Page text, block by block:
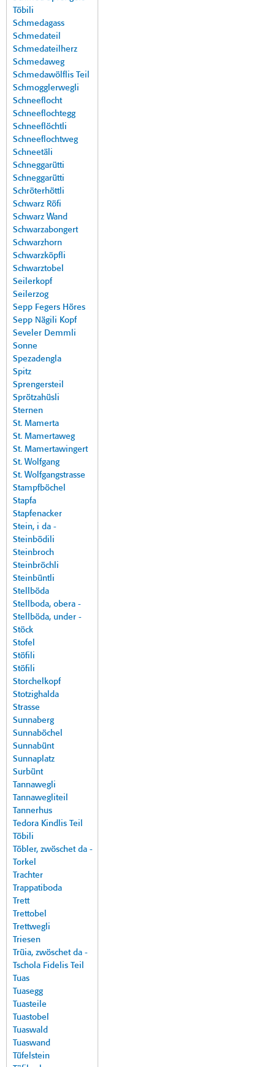
Töbili
Schmedagass
Schmedateil
Schmedateilherz
Schmedaweg
Schmedawölflis Teil
Schmogglerwegli
Schneeflocht
Schneeflochtegg
Schneeflöchtli
Schneeflochtweg
Schneetäli
Schneggarütti
Schneggarütti
Schröterhöttli
Schwarz Röfi
Schwarz Wand
Schwarzabongert
Schwarzhorn
Schwarzköpfli
Schwarztobel
Seilerkopf
Seilerzog
Sepp Fegers Höres
Sepp Nägili Kopf
Seveler Demmli
Sonne
Spezadengla
Spitz
Sprengersteil
Sprötzahüsli
Sternen
St. Mamerta
St. Mamertaweg
St. Mamertawingert
St. Wolfgang
St. Wolfgangstrasse
Stampfböchel
Stapfa
Stapfenacker
Stein, i da -
Steinbödili
Steinbroch
Steinbröchli
Steinbüntli
Stellböda
Stellboda, obera -
Stellböda, under -
Stöck
Stofel
Stöfili
Stöfili
Storchelkopf
Stotzighalda
Strasse
Sunnaberg
Sunnaböchel
Sunnabünt
Sunnaplatz
Surbünt
Tannawegli
Tannawegliteil
Tannerhus
Tedora Kindlis Teil
Töbili
Töbler, zwöschet da -
Torkel
Trachter
Trappatiboda
Trett
Trettobel
Trettwegli
Triesen
Trüia, zwöschet da -
Tschola Fidelis Teil
Tuas
Tuasegg
Tuasteile
Tuastobel
Tuaswald
Tuaswand
Tüfelstein